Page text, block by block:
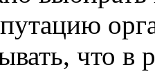
что